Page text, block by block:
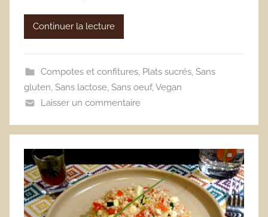
Continuer la lecture
Compotes et confitures, Plats sucrés, Sans
gluten Sans lactose Sans oeuf, Vegan
Laisser un commentaire